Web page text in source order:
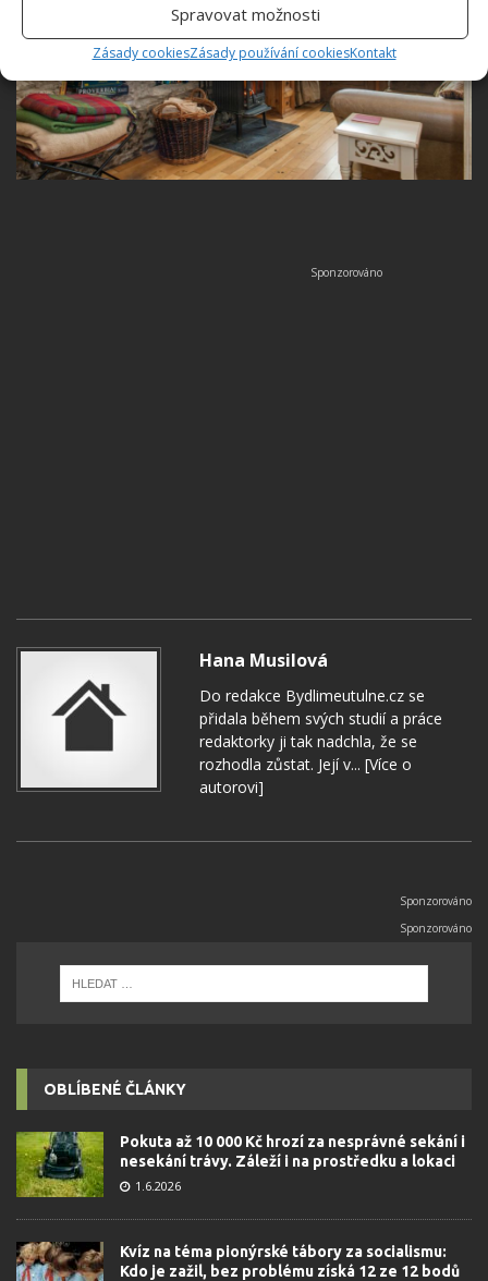
Spravovat možnosti
Zásady cookiesZásady používání cookiesKontakt
Hana Musilová
Do redakce Bydlimeutulne.cz se
přidala během svých studií a práce
redaktorky ji tak nadchla, že se
rozhodla zůstat. Její v... [Více o
autorovi]
OBLÍBENÉ ČLÁNKY
Pokuta až 10 000 Kč hrozí za nesprávné sekání i
nesekání trávy. Záleží i na prostředku a lokaci
1.6.2026
Kvíz na téma pionýrské tábory za socialismu:
Kdo je zažil, bez problému získá 12 ze 12 bodů